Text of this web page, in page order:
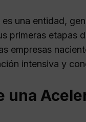
es una entidad,
primeras etapas
empresas
intensiva y
una